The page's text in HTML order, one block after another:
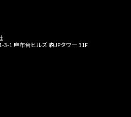
1 麻布台ヒルズ 森JPタワー 31F